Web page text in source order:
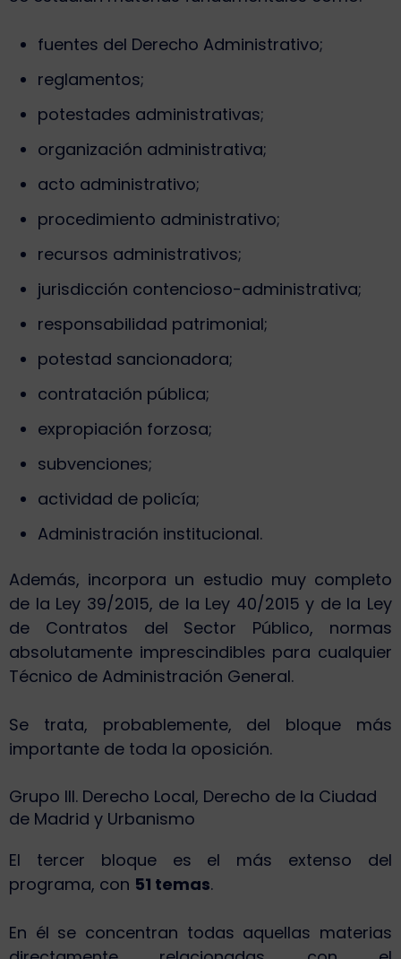
fuentes del Derecho Administrativo;
reglamentos;
potestades administrativas;
organización administrativa;
acto administrativo;
procedimiento administrativo;
recursos administrativos;
jurisdicción contencioso-administrativa;
responsabilidad patrimonial;
potestad sancionadora;
contratación pública;
expropiación forzosa;
subvenciones;
actividad de policía;
Administración institucional.
Además, incorpora un estudio muy completo
de la Ley 39/2015, de la Ley 40/2015 y de la Ley
de Contratos del Sector Público, normas
absolutamente imprescindibles para cualquier
Técnico de Administración General.
Se trata, probablemente, del bloque más
importante de toda la oposición.
Grupo III. Derecho Local, Derecho de la Ciudad
de Madrid y Urbanismo
El tercer bloque es el más extenso del
programa, con 51 temas.
En él se concentran todas aquellas materias